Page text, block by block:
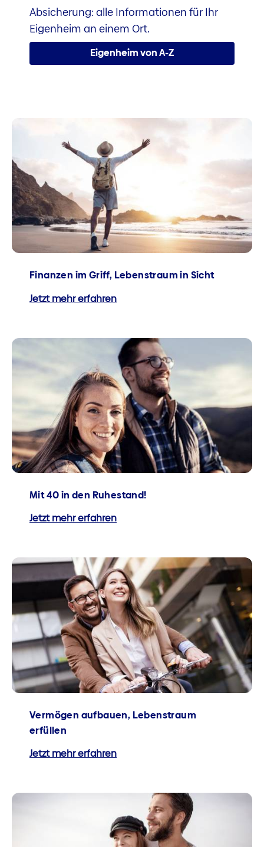
Absicherung: alle Informationen für Ihr
Eigenheim an einem Ort.
Eigenheim von A-Z
Finanzen im Griff, Lebenstraum in Sicht
Jetzt mehr erfahren
Mit 40 in den Ruhestand!
Jetzt mehr erfahren
Vermögen aufbauen, Lebenstraum
erfüllen
Jetzt mehr erfahren